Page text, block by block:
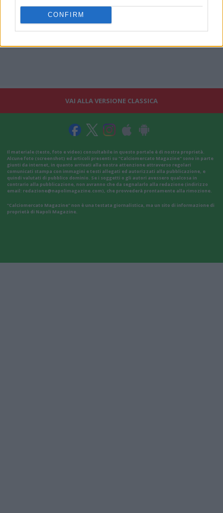
CONFIRM
VAI ALLA VERSIONE CLASSICA
Il materiale (testo, foto e video) consultabile in questo portale è di nostra proprietà.
Alcune foto (screenshot) ed articoli presenti su "Calciomercato Magazine" sono in parte
giunti da internet, in quanto arrivati alla nostra attenzione attraverso regolari
comunicati stampa con immagini e testi allegati ed autorizzati alla pubblicazione, e
quindi valutati di pubblico dominio. Se i soggetti o gli autori avessero qualcosa in
contrario alla pubblicazione, non avranno che da segnalarlo alla redazione (indirizzo
email: redazione@napolimagazine.com), che provvederà prontamente alla rimozione.
"Calciomercato Magazine" non è una testata giornalistica, ma un sito di informazione di
proprietà di Napoli Magazine.